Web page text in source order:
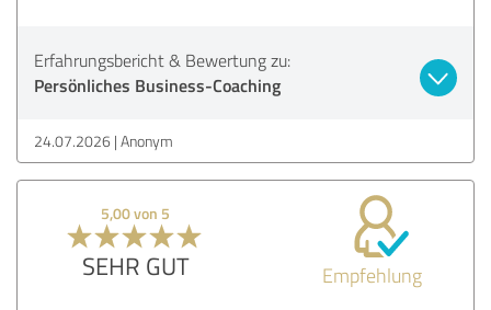
Erfahrungsbericht & Bewertung zu:
Persönliches Business-Coaching
24.07.2026 Anonym
5,00 von 5
SEHR GUT Empfehlung